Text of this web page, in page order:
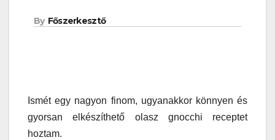
By Főszerkesztő
Ismét egy nagyon finom, ugyanakkor könnyen és
gyorsan elkészíthető olasz gnocchi receptet
hoztam.